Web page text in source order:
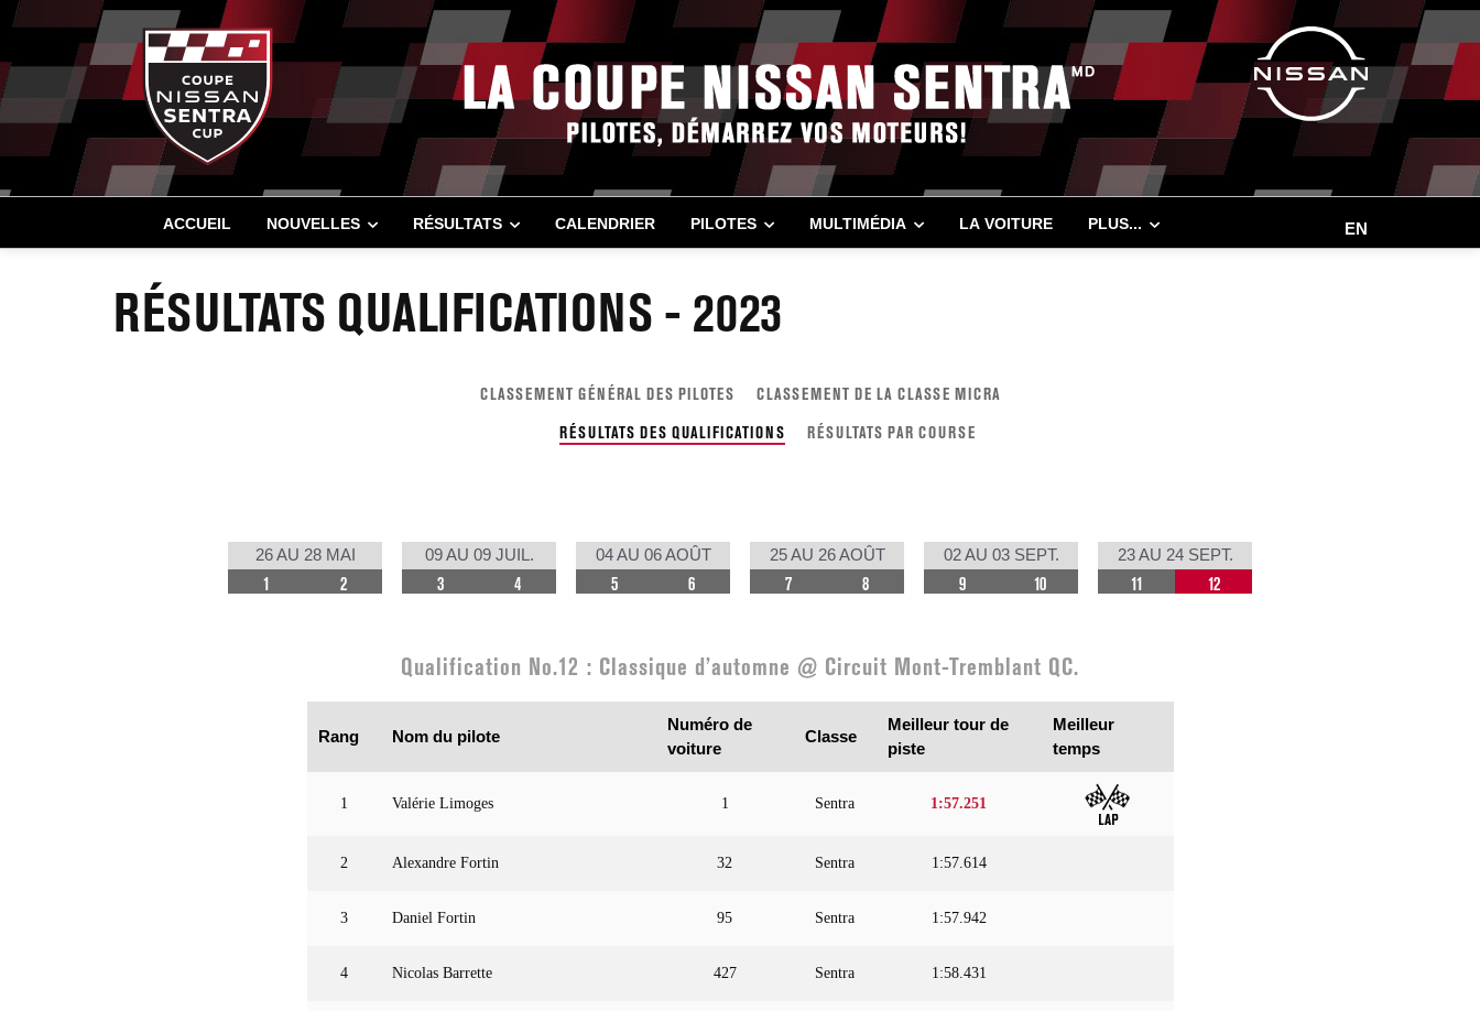
ACCUEIL NOUVELLES RÉSULTATS CALENDRIER PILOTES MULTIMÉDIA LA VOITURE PLUS... EN
RÉSULTATS QUALIFICATIONS - 2023
CLASSEMENT GÉNÉRAL DES PILOTES
CLASSEMENT DE LA CLASSE MICRA
RÉSULTATS DES QUALIFICATIONS
RÉSULTATS PAR COURSE
26 AU 28 MAI
1 2
09 AU 09 JUIL.
3 4
04 AU 06 AOÛT
5 6
25 AU 26 AOÛT
7 8
02 AU 03 SEPT.
9 10
23 AU 24 SEPT.
11 12
Qualification No.12 : Classique d’automne @ Circuit Mont-Tremblant QC.
Rang Nom du pilote
Numéro de
voiture
Classe
Meilleur tour de
piste
Meilleur
temps
1 Valérie Limoges 1 Sentra 1:57.251
2 Alexandre Fortin 32 Sentra 1:57.614
3 Daniel Fortin 95 Sentra 1:57.942
4 Nicolas Barrette 427 Sentra 1:58.431